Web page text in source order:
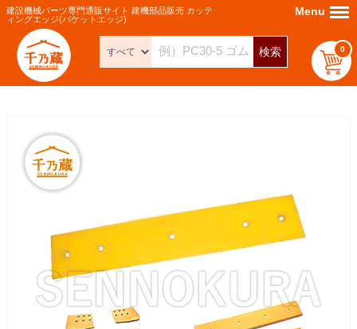
建設機械パーツ専門通販サイト 建機部品販売 カッテ
ィングエッジ(バケットエッジ)
検索 0
Menu Menu